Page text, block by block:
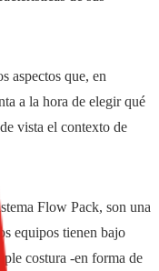
aspectos que, en
a la hora de elegir qué
vista el contexto de
Flow Pack, son una
equipos tienen bajo
costura -en forma de